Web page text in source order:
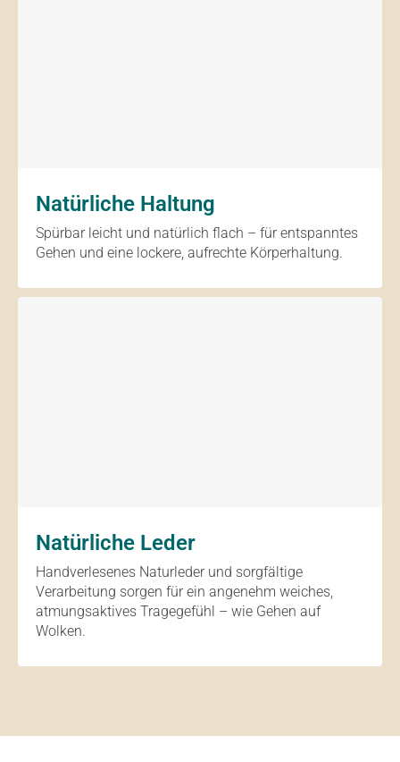
Natürliche Haltung
Spürbar leicht und natürlich flach – für entspanntes
Gehen und eine lockere, aufrechte Körperhaltung.
Natürliche Leder
Handverlesenes Naturleder und sorgfältige
Verarbeitung sorgen für ein angenehm weiches,
atmungsaktives Tragegefühl – wie Gehen auf
Wolken.